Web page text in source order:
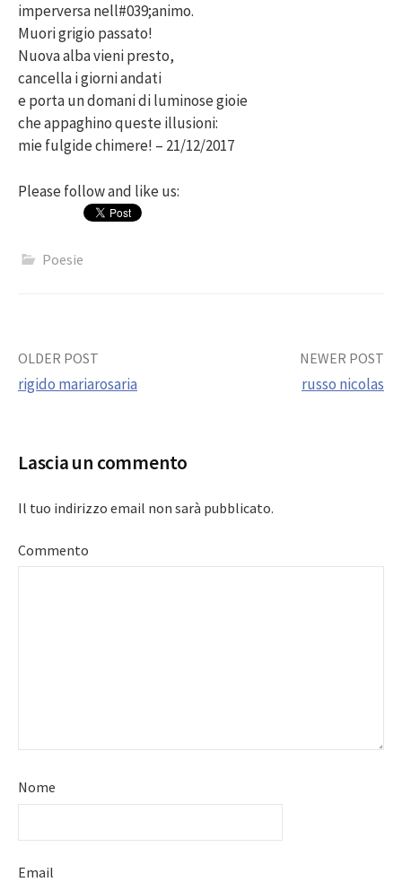
imperversa nell#039;animo.
Muori grigio passato!
Nuova alba vieni presto,
cancella i giorni andati
e porta un domani di luminose gioie
che appaghino queste illusioni:
mie fulgide chimere! – 21/12/2017
Please follow and like us:
Poesie
Post
OLDER POST
rigido mariarosaria
NEWER POST
russo nicolas
Lascia un commento
Il tuo indirizzo email non sarà pubblicato.
Commento
Nome
Email